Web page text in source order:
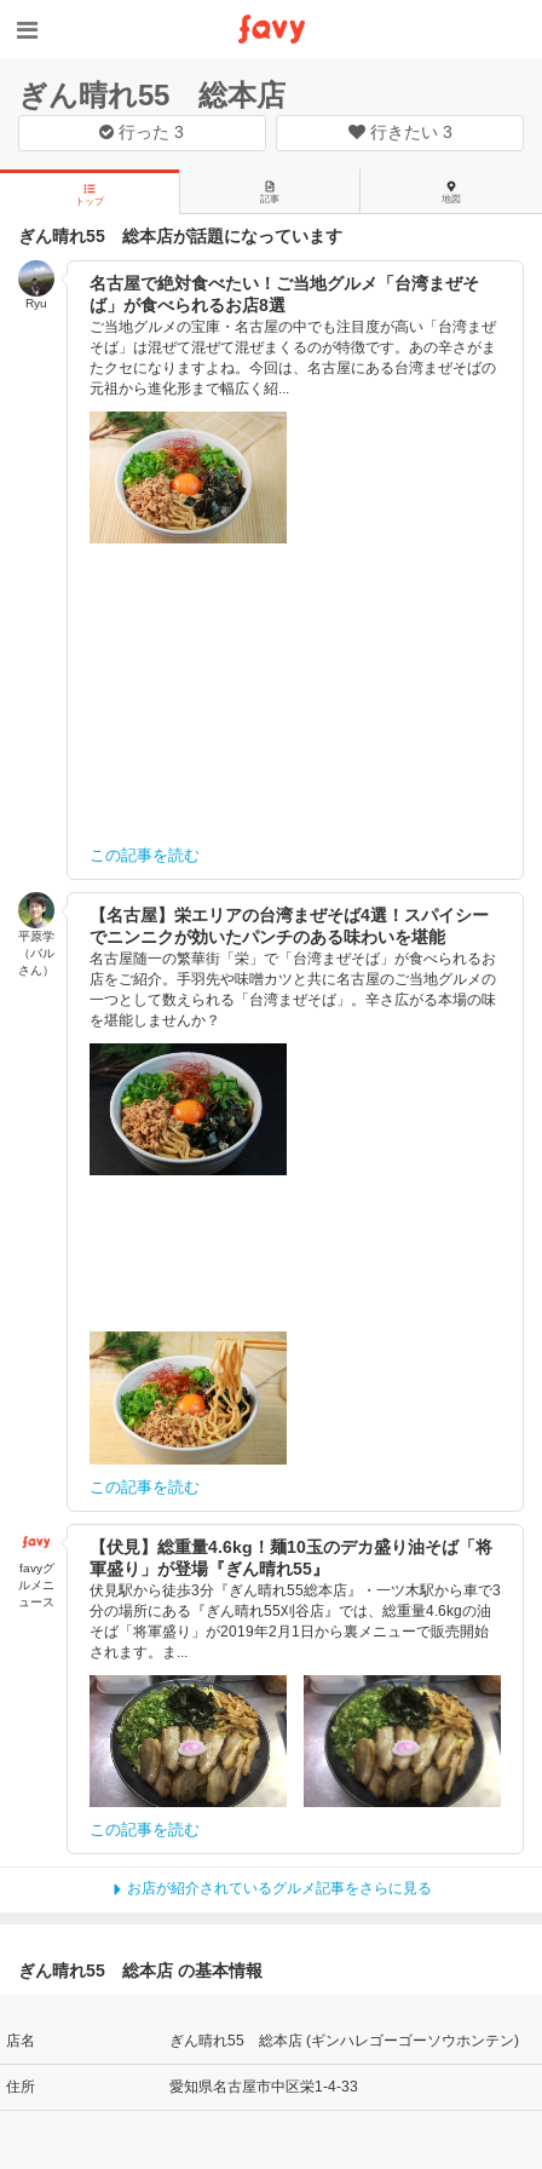
ぎん晴れ55 総本店
行った3 行きたい 3
トップ 記事 地図
ぎん晴れ55 総本店が話題になっています
Ryu
名古屋で絶対食べたい！ご当地グルメ「台湾まぜそ
ば」が食べられるお店8選
ご当地グルメの宝庫・名古屋の中でも注目度が高い「台湾まぜ
そば」は混ぜて混ぜて混ぜまくるのが特徴です。あの辛さがま
たクセになりますよね。今回は、名古屋にある台湾まぜそばの
元祖から進化形まで幅広く紹...
この記事を読む
平原学
（バル
さん）
【名古屋】栄エリアの台湾まぜそば4選！スパイシー
でニンニクが効いたパンチのある味わいを堪能
名古屋随一の繁華街「栄」で「台湾まぜそば」が食べられるお
店をご紹介。手羽先や味噌カツと共に名古屋のご当地グルメの
一つとして数えられる「台湾まぜそば」。辛さ広がる本場の味
を堪能しませんか？
この記事を読む
favyグ
ルメニ
ュース
【伏見】総重量4.6kg！麺10玉のデカ盛り油そば「将
軍盛り」が登場『ぎん晴れ55』
伏見駅から徒歩3分『ぎん晴れ55総本店』・一ツ木駅から車で3
分の場所にある『ぎん晴れ55刈谷店』では、総重量4.6kgの油
そば「将軍盛り」が2019年2月1日から裏メニューで販売開始
されます。ま...
この記事を読む
お店が紹介されているグルメ記事をさらに見る
ぎん晴れ55 総本店 の基本情報
店名 ぎん晴れ55 総本店 (ギンハレゴーゴーソウホンテン)
住所 愛知県名古屋市中区栄1-4-33